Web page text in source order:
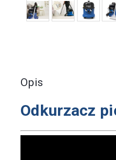
Opis
Odkurzacz